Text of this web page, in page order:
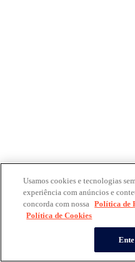
Usamos cookies e tecnologias
experiência com anúncios e
concorda com nossa Política de
Política de Cookies